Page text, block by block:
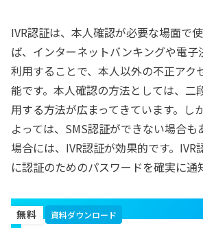
IVR認証は、本人確認が必要な場面で
ば、インターネットバンキングや電子
利用することで、本人以外の不正アク
能です。本人確認の方法としては、二
用する方法が広まってきています。し
よっては、SMS認証ができない場合も
場合には、IVR認証が効果的です。IVR
に認証のためのパスワードを確実に通
無料 資料ダウンロード